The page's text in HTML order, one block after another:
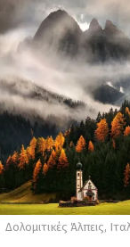
Δολομιτικές Άλπεις,